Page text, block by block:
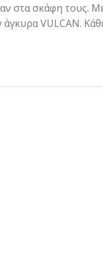
στα σκάφη τους.
VULCAN.